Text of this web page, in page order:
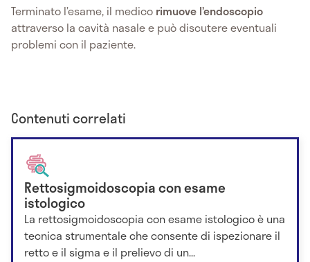
Terminato l’esame, il medico rimuove l’endoscopio
attraverso la cavità nasale e può discutere eventuali
problemi con il paziente.
Contenuti correlati
Rettosigmoidoscopia con esame
istologico
La rettosigmoidoscopia con esame istologico è una
tecnica strumentale che consente di ispezionare il
retto e il sigma e il prelievo di un...